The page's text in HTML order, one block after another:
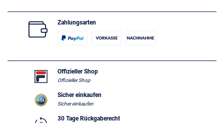
Zahlungsarten
Offizieller Shop
Offizieller Shop
Sicher einkaufen
Sicher einkaufen
30 Tage Rückgaberecht